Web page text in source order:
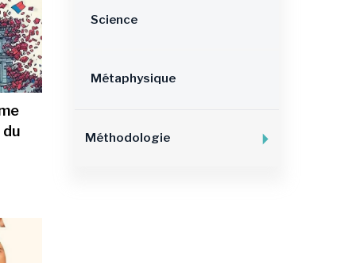
Science
Métaphysique
Méthodologie